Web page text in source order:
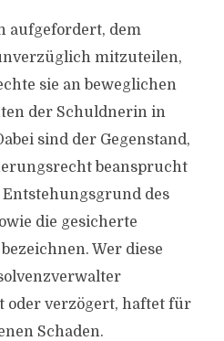
aufgefordert, dem
mitzuteilen,
sie an beweglichen
der Schuldnerin in
sind der Gegenstand,
beansprucht
des
die gesicherte
Wer diese
oder verzögert, haftet für
Schaden.